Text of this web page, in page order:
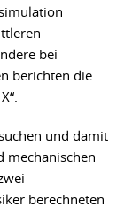
bei
berichten die
und damit
mechanischen
berechneten